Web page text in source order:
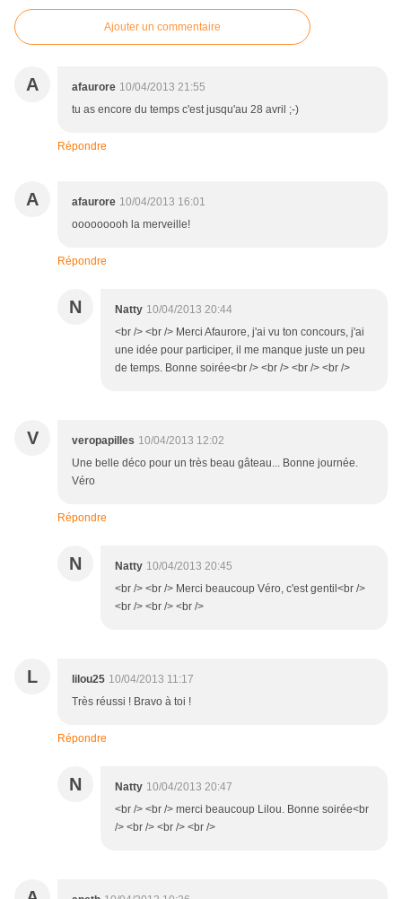
Ajouter un commentaire
A afaurore 10/04/2013 21:55
tu as encore du temps c'est jusqu'au 28 avril ;-)
Répondre
A afaurore 10/04/2013 16:01
ooooooooh la merveille!
Répondre
N Natty 10/04/2013 20:44
<br /> <br /> Merci Afaurore, j'ai vu ton concours, j'ai
une idée pour participer, il me manque juste un peu
de temps. Bonne soirée<br /> <br /> <br /> <br />
V veropapilles 10/04/2013 12:02
Une belle déco pour un très beau gâteau... Bonne journée.
Véro
Répondre
N Natty 10/04/2013 20:45
<br /> <br /> Merci beaucoup Véro, c'est gentil<br />
<br /> <br /> <br />
L lilou25 10/04/2013 11:17
Très réussi ! Bravo à toi !
Répondre
N Natty 10/04/2013 20:47
<br /> <br /> merci beaucoup Lilou. Bonne soirée<br
/> <br /> <br /> <br />